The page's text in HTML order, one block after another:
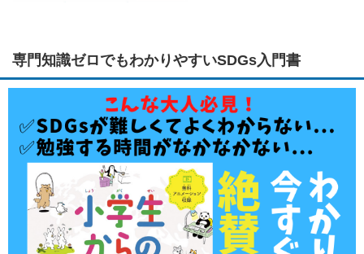
専門知識ゼロでもわかりやすいSDGs入門書